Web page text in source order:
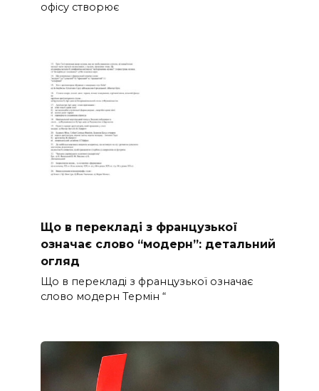
офісу створює
Що в перекладі з французької
означає слово “модерн”: детальний
огляд
Що в перекладі з французької означає
слово модерн Термін “